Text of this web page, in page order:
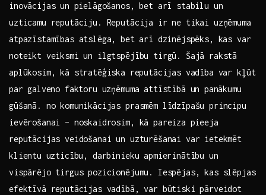
inovācijas ⁢un pielāgošanos, bet arī stabilu un
uzticamu reputāciju. Reputācija ‌ir ne tikai uzņēmuma
atpazīstamības atslēga, bet⁢ arī‌ dzinējspēks, kas var
noteikt‌ veiksmi un ‍ilgtspējību tirgū. Šajā rakstā
aplūkosim, kā stratēģiska⁤ reputācijas vadība var kļūt
par ⁣galveno faktoru uzņēmuma ​attīstībā un⁣ panākumu
gūšanā. ​no komunikācijas prasmēm līdzīpašu principu
ievērošanai – ​noskaidrosim, kā pareiza⁤ pieeja
reputācijas veidošanai un uzturēšanai var ietekmēt ​
klientu⁤ uzticību, ​darbinieku apmierinātību un
vispārējo tirgus pozicionējumu. Iespējas, kas slēpjas
efektīvā reputācijas vadībā, var būtiski pārveidot